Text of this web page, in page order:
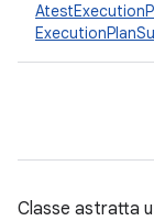
Classe astratta